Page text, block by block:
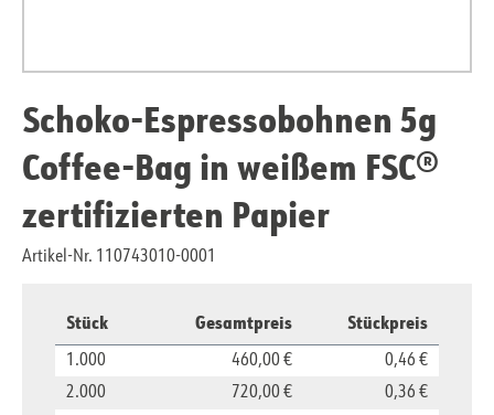
Schoko-Espressobohnen 5g
Coffee-Bag in weißem FSC®
zertifizierten Papier
Artikel-Nr. 110743010-0001
Stück Gesamtpreis Stückpreis
1.000 460,00 €
0,46 €
2.000
720,00 €
0,36 €